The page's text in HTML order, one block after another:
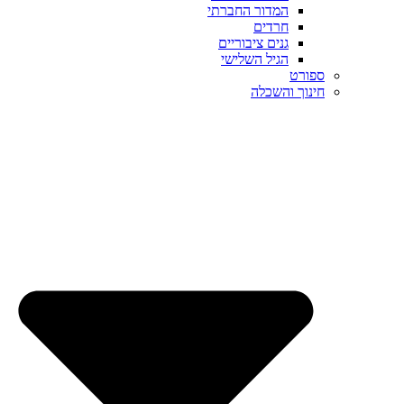
המדור החברתי
חרדים
גנים ציבוריים
הגיל השלישי
ספורט
חינוך והשכלה